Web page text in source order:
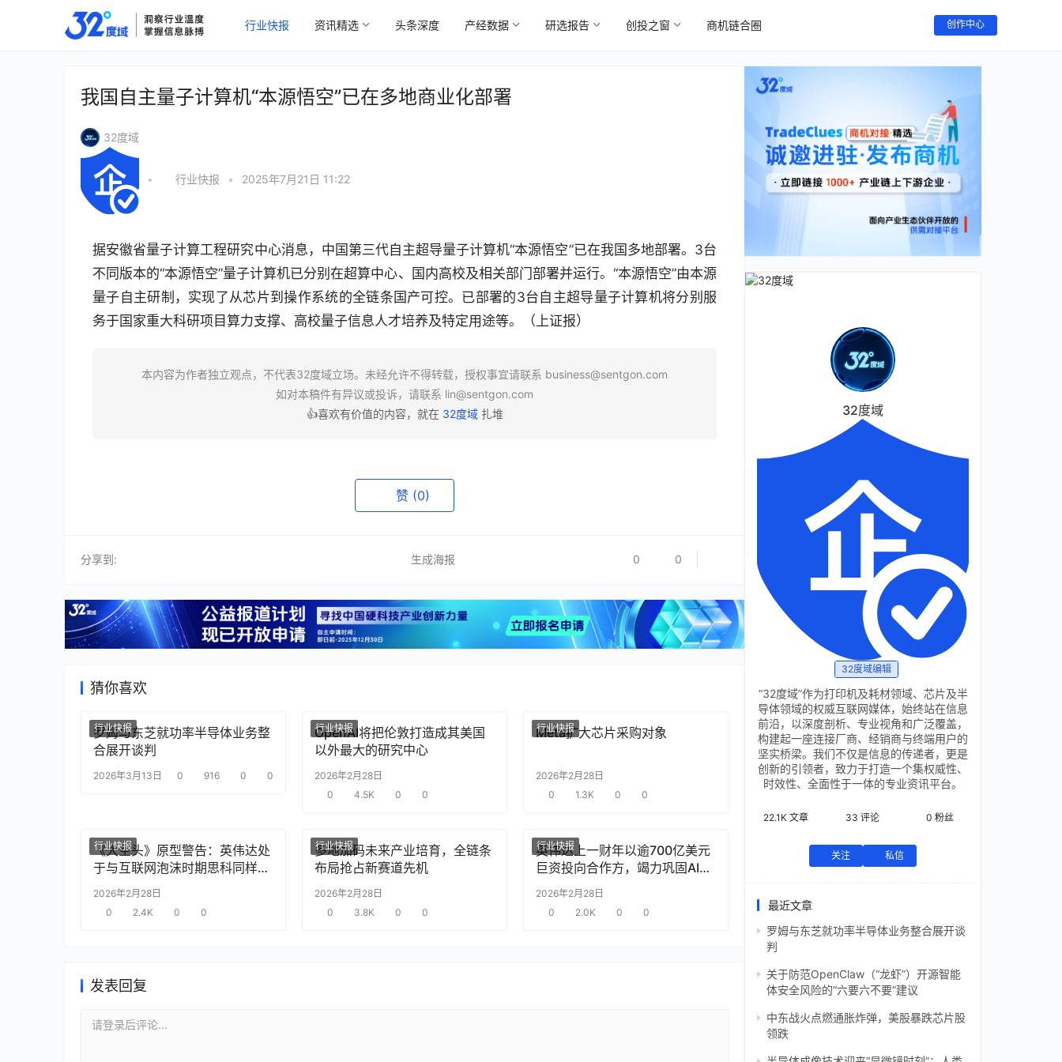
行业快报 资讯精选 头条深度 产经数据 研选报告 创投之窗 商机链合圈 创作中心
我国自主量子计算机“本源悟空”已在多地商业化部署
32度域
• 行业快报 • 2025年7月21日 11:22
据安徽省量子计算工程研究中心消息，中国第三代自主超导量子计算机“本源悟空”已在我国多地部署。3台
不同版本的“本源悟空”量子计算机已分别在超算中心、国内高校及相关部门部署并运行。“本源悟空”由本源
量子自主研制，实现了从芯片到操作系统的全链条国产可控。已部署的3台自主超导量子计算机将分别服
务于国家重大科研项目算力支撑、高校量子信息人才培养及特定用途等。（上证报）
本内容为作者独立观点，不代表32度域立场。未经允许不得转载，授权事宜请联系 business@sentgon.com
如对本稿件有异议或投诉，请联系 lin@sentgon.com
👍喜欢有价值的内容，就在 32度域扎堆
赞 (0)
分享到: 生成海报 0 0
猜你喜欢
行业快报
罗姆与东芝就功率半导体业务整
合展开谈判
2026年3月13日 0 916 0 0
行业快报
OpenAI将把伦敦打造成其美国
以外最大的研究中心
2026年2月28日
0
4.5K 0 0
行业快报
Meta扩大芯片采购对象
2026年2月28日
0
1.3K 0 0
行业快报
《大空头》原型警告：英伟达处
于与互联网泡沫时期思科同样的
“危险境地”
2026年2月28日
0
2.4K 0 0
行业快报
多地加码未来产业培育，全链条
布局抢占新赛道先机
2026年2月28日
0
3.8K 0 0
行业快报
英伟达上一财年以逾700亿美元
巨资投向合作方，竭力巩固AI芯
片需求
2026年2月28日
0
2.0K 0 0
发表回复
请登录后评论...
32度域
32度域编辑
“32度域”作为打印机及耗材领域、芯片及半
导体领域的权威互联网媒体，始终站在信息
前沿，以深度剖析、专业视角和广泛覆盖，
构建起一座连接厂商、经销商与终端用户的
坚实桥梁。我们不仅是信息的传递者，更是
创新的引领者，致力于打造一个集权威性、
时效性、全面性于一体的专业资讯平台。
22.1K 文章 33 评论 0 粉丝
关注 私信
最近文章
罗姆与东芝就功率半导体业务整合展开谈
判
关于防范OpenClaw（“龙虾”）开源智能
体安全风险的“六要六不要”建议
中东战火点燃通胀炸弹，美股暴跌芯片股
领跌